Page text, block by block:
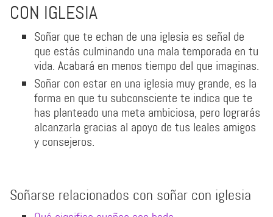
CON IGLESIA
Soñar que te echan de una iglesia es señal de
que estás culminando una mala temporada en tu
vida. Acabará en menos tiempo del que imaginas.
Soñar con estar en una iglesia muy grande, es la
forma en que tu subconsciente te indica que te
has planteado una meta ambiciosa, pero lograrás
alcanzarla gracias al apoyo de tus leales amigos
y consejeros.
Soñarse relacionados con soñar con iglesia